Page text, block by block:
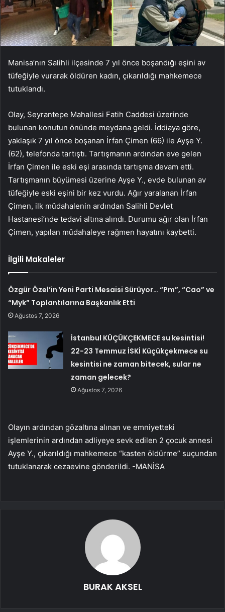
Manisa’nın Salihli ilçesinde 7 yıl önce boşandığı eşini av
tüfeğiyle vurarak öldüren kadın, çıkarıldığı mahkemece
tutuklandı.
Olay, Seyrantepe Mahallesi Fatih Caddesi üzerinde
bulunan konutun önünde meydana geldi. İddiaya göre,
yaklaşık 7 yıl önce boşanan İrfan Çimen (66) ile Ayşe Y.
(62), telefonda tartıştı. Tartışmanın ardından eve gelen
İrfan Çimen ile eski eşi arasında tartışma devam etti.
Tartışmanın büyümesi üzerine Ayşe Y., evde bulunan av
tüfeğiyle eski eşini bir kez vurdu. Ağır yaralanan İrfan
Çimen, ilk müdahalenin ardından Salihli Devlet
Hastanesi’nde tedavi altına alındı. Durumu ağır olan İrfan
Çimen, yapılan müdahaleye rağmen hayatını kaybetti.
İlgili Makaleler
Özgür Özel’in Yeni Parti Mesaisi Sürüyor… “Pm”, “Cao” ve
“Myk” Toplantılarına Başkanlık Etti
Ağustos 7, 2026
İstanbul KÜÇÜKÇEKMECE su kesintisi!
22-23 Temmuz İSKİ Küçükçekmece su
kesintisi ne zaman bitecek, sular ne
zaman gelecek?
Ağustos 7, 2026
Olayın ardından gözaltına alınan ve emniyetteki
işlemlerinin ardından adliyeye sevk edilen 2 çocuk annesi
Ayşe Y., çıkarıldığı mahkemece “kasten öldürme” suçundan
tutuklanarak cezaevine gönderildi. -MANİSA
BURAK AKSEL